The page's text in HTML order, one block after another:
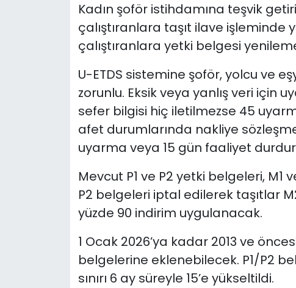
Kadın şoför istihdamına teşvik
çalıştıranlara taşıt ilave işleminde
çalıştıranlara yetki belgesi
U-ETDS sistemine şoför, yolcu ve
zorunlu. Eksik veya yanlış veri için
sefer bilgisi hiç iletilmezse 45
afet durumlarında nakliye
uyarma veya 15 gün faaliyet
Mevcut P1 ve P2 yetki belgeleri,
P2 belgeleri iptal edilerek taşıtlar
yüzde 90 indirim uygulanacak.
1 Ocak 2026’ya kadar 2013 ve
belgelerine eklenebilecek. P1/P2
sınırı 6 ay süreyle 15’e yükseltildi.